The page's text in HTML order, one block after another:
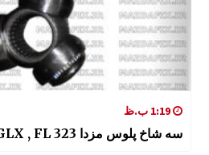
1:19 ب.ظ
سه شاخ پلوس مزدا 323 GLX , FL